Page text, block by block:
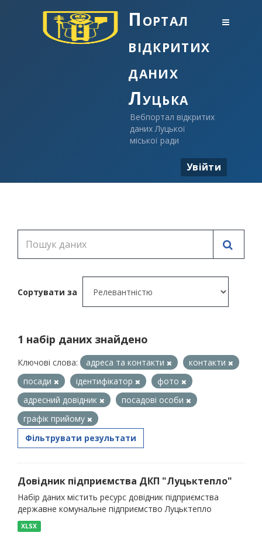
Портал
відкритих
даних
Луцька
Вебпортал відкритих
даних Луцької
міської ради
Увійти
Сортувати за
1 набір даних знайдено
Ключові слова: адреса та контакти
контакти
посади
ідентифікатор
фото
адресний довідник
посадові особи
графік прийому
Фільтрувати результати
Довідник підприємства ДКП "Луцьктепло"
Набір даних містить ресурс довідник підприємства
державне комунальне підприємство Луцьктепло
XLSX